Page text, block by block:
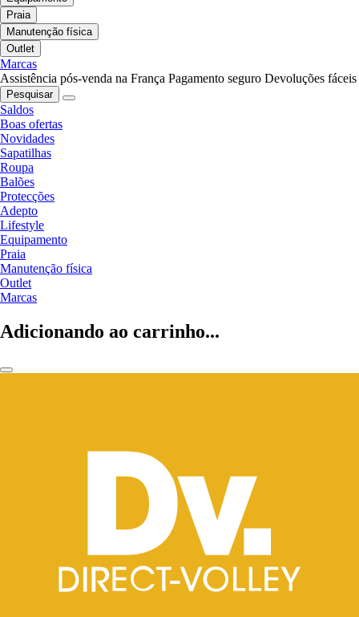
Praia
Manutenção física
Outlet
Marcas
Assistência pós-venda na França Pagamento seguro Devoluções fáceis
Pesquisar
Saldos
Boas ofertas
Novidades
Sapatilhas
Roupa
Balões
Protecções
Adepto
Lifestyle
Equipamento
Praia
Manutenção física
Outlet
Marcas
Adicionando ao carrinho...